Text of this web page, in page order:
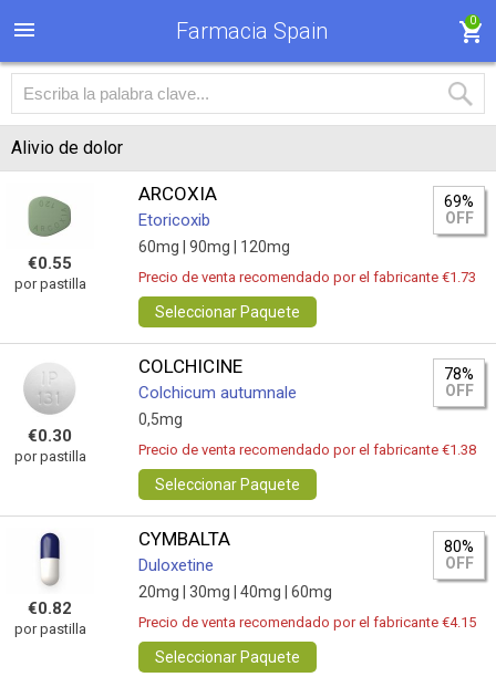
Farmacia Spain 0
Alivio de dolor
€0.55
por pastilla
ARCOXIA
Etoricoxib
60mg | 90mg | 120mg
69%
OFF
Precio de venta recomendado por el fabricante €1.73
Seleccionar Paquete
€0.30
por pastilla
COLCHICINE
Colchicum autumnale
0,5mg
78%
OFF
Precio de venta recomendado por el fabricante €1.38
Seleccionar Paquete
€0.82
por pastilla
CYMBALTA
Duloxetine
20mg | 30mg | 40mg | 60mg
80%
OFF
Precio de venta recomendado por el fabricante €4.15
Seleccionar Paquete